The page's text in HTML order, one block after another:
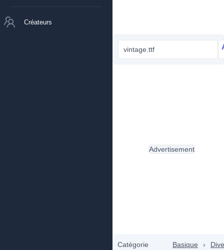
Créateurs
vintage.ttf
Catégorie Basique ›
Advertisement